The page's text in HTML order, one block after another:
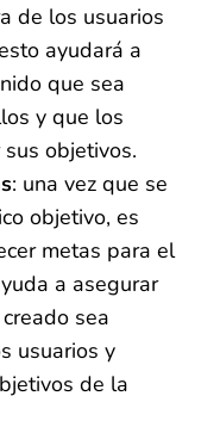
de los usuarios
ayudará a
que sea
y que los
objetivos.
: una vez que se
objetivo, es
metas para el
a asegurar
sea
usuarios y
de la